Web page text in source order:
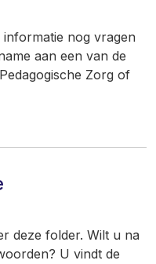
nog vragen
aan een van de
Zorg of
deze folder. Wilt u na
U vindt de